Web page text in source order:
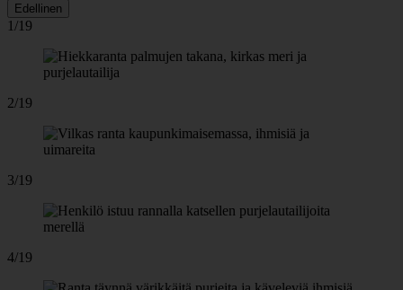
Edellinen
1/19
2/19
3/19
4/19